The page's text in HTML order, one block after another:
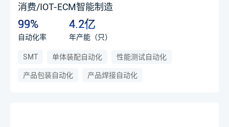
消费/IOT-ECM智能制造
99%
自动化率
4.2亿
年产能（只）
SMT 单体装配自动化 性能测试自动化
产品包装自动化 产品焊接自动化